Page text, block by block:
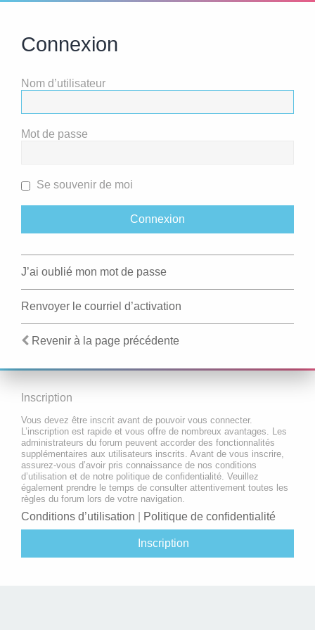
Connexion
Nom d’utilisateur
Mot de passe
Se souvenir de moi
J’ai oublié mon mot de passe
Renvoyer le courriel d’activation
Revenir à la page précédente
Inscription
Vous devez être inscrit avant de pouvoir vous connecter.
L’inscription est rapide et vous offre de nombreux avantages. Les
administrateurs du forum peuvent accorder des fonctionnalités
supplémentaires aux utilisateurs inscrits. Avant de vous inscrire,
assurez-vous d’avoir pris connaissance de nos conditions
d’utilisation et de notre politique de confidentialité. Veuillez
également prendre le temps de consulter attentivement toutes les
règles du forum lors de votre navigation.
Conditions d’utilisation Politique de confidentialité
Inscription